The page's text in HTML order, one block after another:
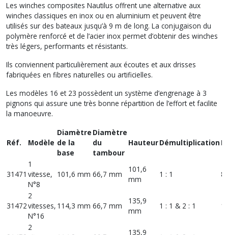
Les winches composites Nautilus offrent une alternative aux
winches classiques en inox ou en aluminium et peuvent être
utilisés sur des bateaux jusqu’à 9 m de long. La conjugaison du
polymère renforcé et de l‘acier inox permet d’obtenir des winches
très légers, performants et résistants.
Ils conviennent particulièrement aux écoutes et aux drisses
fabriquées en fibres naturelles ou artificielles.
Les modèles 16 et 23 possèdent un système d’engrenage à 3
pignons qui assure une très bonne répartition de l’effort et facilite
la manoeuvre.
Réf. Modèle
Diamètre
de la
base
Diamètre
du
tambour
HauteurDémultiplication
31471
1
vitesse,
N°8
101,6 mm 66,7 mm
101,6
mm
1 : 1 8
31472
2
vitesses,
N°16
114,3 mm 66,7 mm
135,9
mm
1 : 1 & 2 : 1
2
135,9